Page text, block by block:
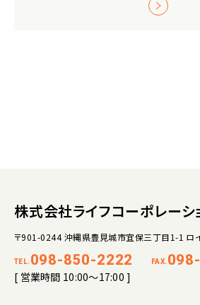
株式会社ライフコーポレーシ
〒901-0244 沖縄県豊見城市宜保三丁目1-1 ロ
TEL. 098-850-2222 FAX.
[ 営業時間 10:00～17:00 ]